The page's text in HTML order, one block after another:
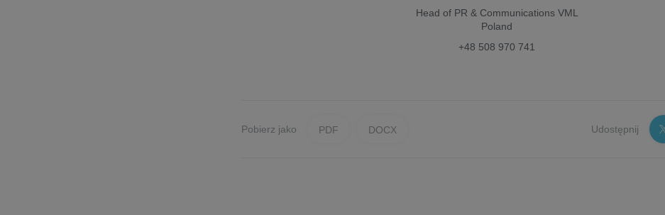
Head of PR & CommunicationsVML
Poland
+48 508 970 741
Pobierz jako PDF DOCX Udostępnij